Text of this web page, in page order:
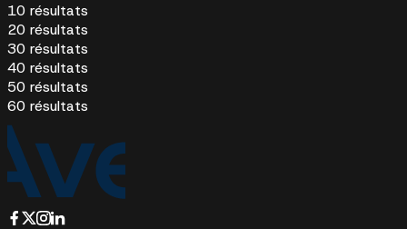
10 résultats
20 résultats
30 résultats
40 résultats
50 résultats
60 résultats